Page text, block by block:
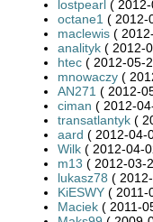
lostpearl (
octane1 ( 2012-
maclewis (
analityk ( 2012-
htec ( 2012-05-
mnowaczy (
AN271 ( 2012-
ciman ( 2012-
transatlantyk (
aard ( 2012-04-
Wilk ( 2012-04-
m13 ( 2012-03-
lukasz78 (
KiESWY ( 2011-
Maciek ( 2011-